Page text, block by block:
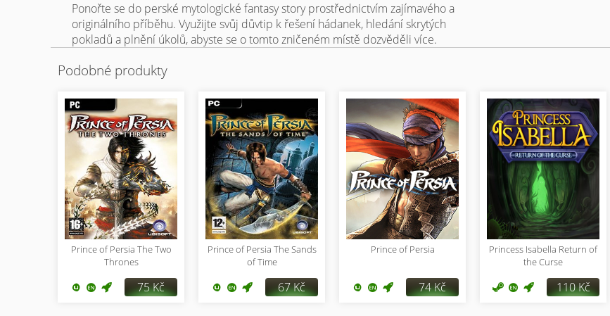
Ponořte se do perské mytologické fantasy story prostřednictvím zajímavého a
originálního příběhu. Využijte svůj důvtip k řešení hádanek, hledání skrytých
pokladů a plnění úkolů, abyste se o tomto zničeném místě dozvěděli více.
Podobné produkty
Prince of Persia The Two
Thrones
75 Kč
Prince of Persia The Sands
of Time
67 Kč
Prince of Persia
74 Kč
Princess Isabella Return of
the Curse
110 Kč